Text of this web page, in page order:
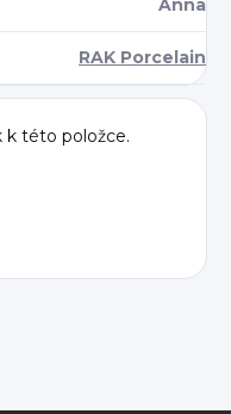
Anna
RAK Porcelain
k této položce.